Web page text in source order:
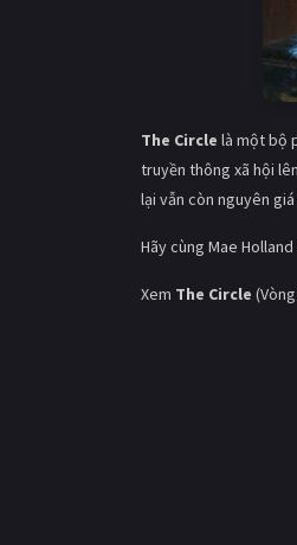
The Circle là một bộ
truyền thông xã hội
lại vẫn còn nguyên
Hãy cùng Mae
Xem The Circle